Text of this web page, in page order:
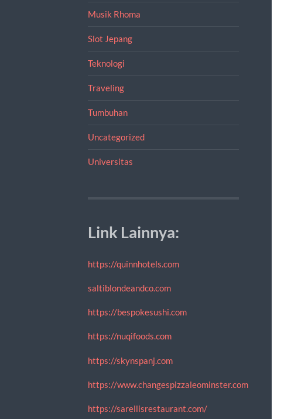
Musik Rhoma
Slot Jepang
Teknologi
Traveling
Tumbuhan
Uncategorized
Universitas
Link Lainnya:
https://quinnhotels.com
saltiblondeandco.com
https://bespokesushi.com
https://nuqifoods.com
https://skynspanj.com
https://www.changespizzaleominster.com
https://sarellisrestaurant.com/